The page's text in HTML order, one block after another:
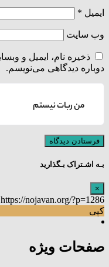
ایمیل *
وب‌ سایت
ذخیره نام، ایمیل و
دوباره دیدگاهی می‌نویسم.
من ربات نیستم
بـه اشـتراک بـگذارید
×
https://nojavan.org/?p=1286
کپی
صفحات ویژه